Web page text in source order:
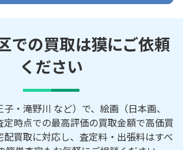
での買取は獏にご依頼
ください
・滝野川 など）で、絵画（日本画、
定時点での最高評価の買取金額で高価買
買取に対応し、査定料・出張料はすべ